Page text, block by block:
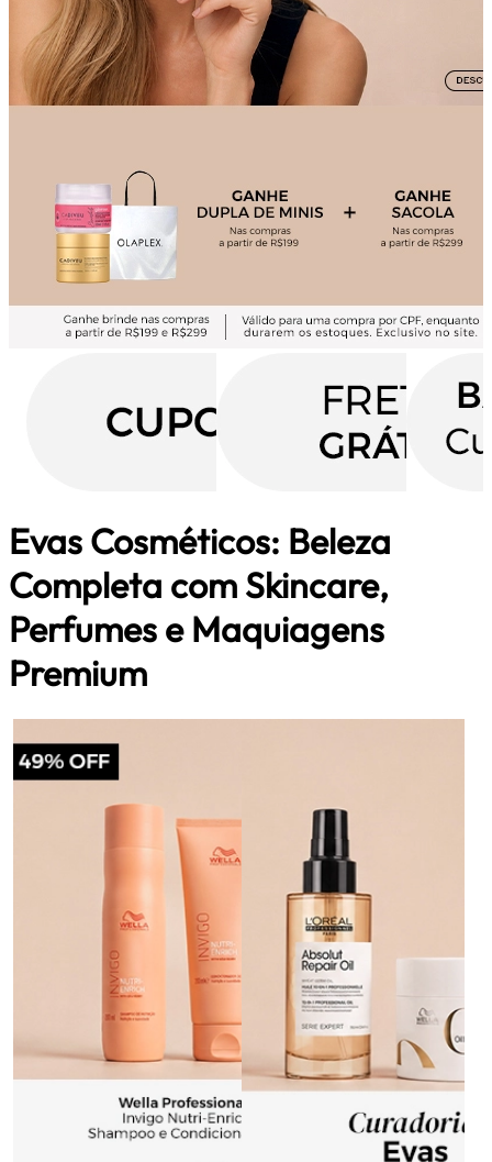
Evas Cosméticos: Beleza
Completa com Skincare,
Perfumes e Maquiagens
Premium